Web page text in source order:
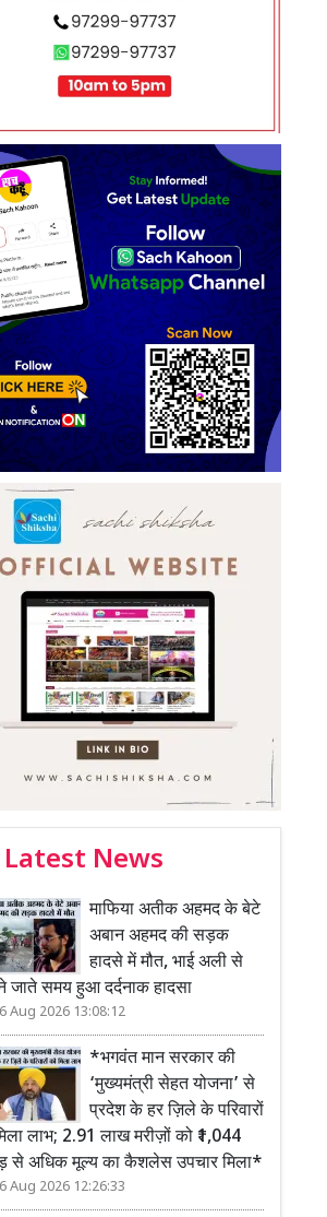
Latest News
माफिया अतीक अहमद के बेटे
अबान अहमद की सड़क
हादसे में मौत, भाई अली से
जाते समय हुआ दर्दनाक हादसा
Aug 2026 13:08:12
*भगवंत मान सरकार की
‘मुख्यमंत्री सेहत योजना’ से
प्रदेश के हर ज़िले के परिवारों
लाभ; 2.91 लाख मरीज़ों को ₹1,044
से अधिक मूल्य का कैशलेस उपचार मिला*
Aug 2026 12:26:33